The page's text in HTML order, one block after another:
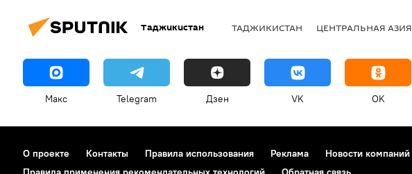
Таджикистан ТАДЖИКИСТАН ЦЕНТРАЛЬНАЯ АЗИЯ
Макс Telegram Дзен VK OK
О проекте Контакты Правила использования Реклама Новости компаний